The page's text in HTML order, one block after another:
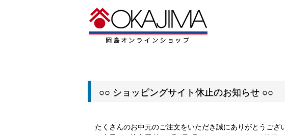
○○ ショッピングサイト休止のお知らせ ○○
たくさんのお中元のご注文をいただき誠にありがとうござ